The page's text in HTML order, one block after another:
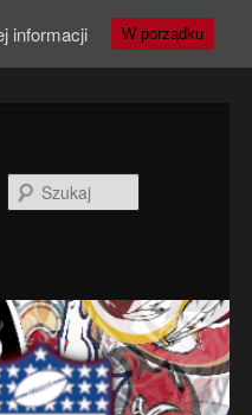
informacji W porządku